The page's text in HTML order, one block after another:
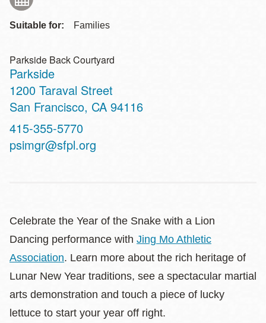
Suitable for: Families
Parkside Back Courtyard
Parkside
Address
1200 Taraval Street
San Francisco, CA 94116
Contact
Telephone
415-355-5770
psimgr@sfpl.org
Celebrate the Year of the Snake with a Lion
Dancing performance with Jing Mo Athletic
Association. Learn more about the rich heritage of
Lunar New Year traditions, see a spectacular martial
arts demonstration and touch a piece of lucky
lettuce to start your year off right.